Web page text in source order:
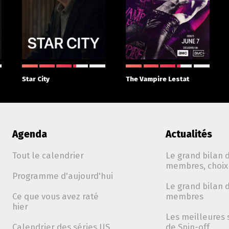
Star City The Vampire Lestat
Agenda
Tout le calendrier
Programme d'aujourd'hui
Ce que vous avez raté
hier
Calendrier des séries US
Actualités
Le grand bilan
membres,
Le grand bilan
membres
Les meilleures
de Spin-off